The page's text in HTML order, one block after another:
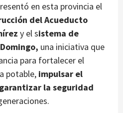
en esta provincia el
del Acueducto
y el sistema de
una iniciativa que
para fortalecer el
potable, impulsar el
la seguridad